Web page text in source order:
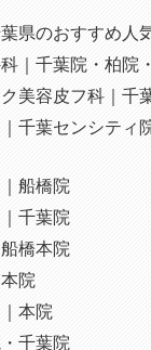
県のおすすめ人
｜千葉院・柏院
美容皮フ科｜千
千葉センシティ
船橋院
千葉院
橋本院
院
本院
千葉院